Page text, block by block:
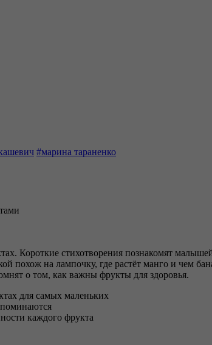
#марина тараненко
Короткие стихотворения познакомят
похож на лампочку, где растёт манго и чем
о том, как важны фрукты для здоровья.
для самых маленьких
каждого фрукта